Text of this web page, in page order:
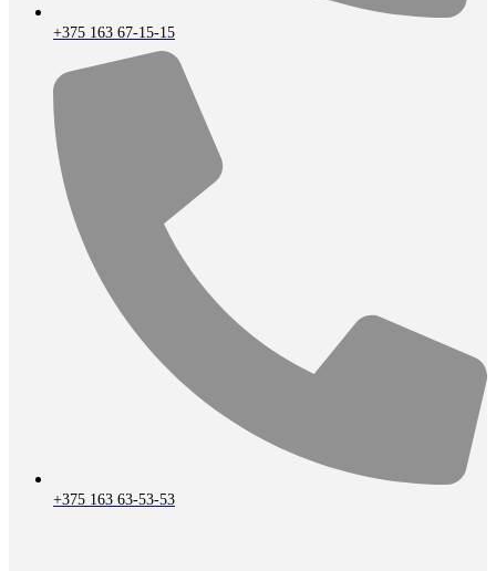
+375 163 67-15-15
+375 163 63-53-53